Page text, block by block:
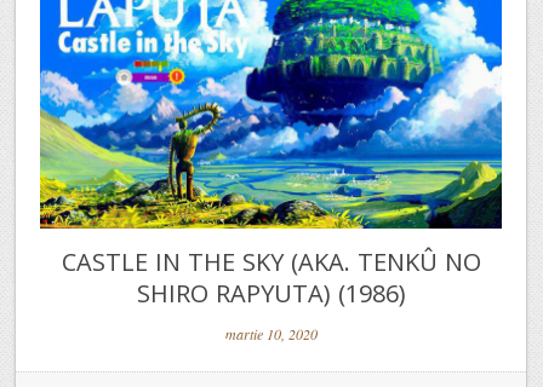
CASTLE IN THE SKY (AKA. TENKÛ NO
SHIRO RAPYUTA) (1986)
martie 10, 2020